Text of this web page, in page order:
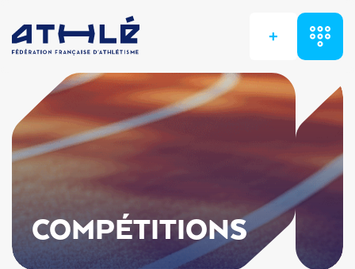
+
COMPÉTITIONS